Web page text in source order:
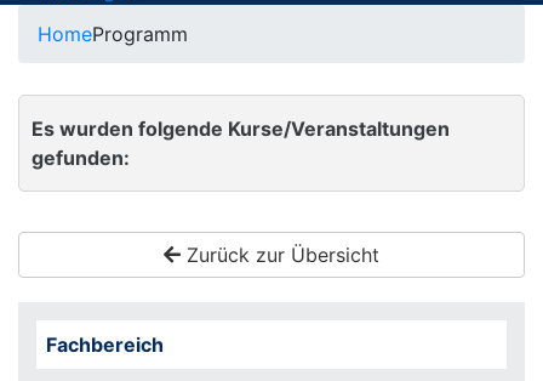
HomeProgramm
Es wurden folgende Kurse/Veranstaltungen
gefunden:
Zurück zur Übersicht
Fachbereich